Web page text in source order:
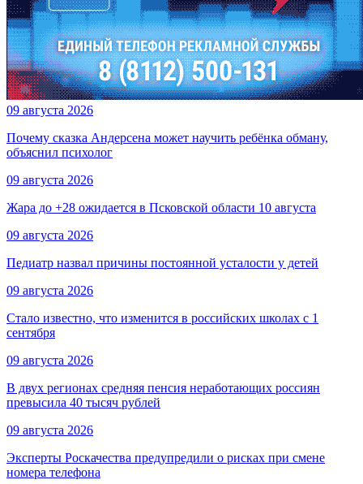
09 августа 2026
Почему сказка Андерсена может научить ребёнка обману,
объяснил психолог
09 августа 2026
Жара до +28 ожидается в Псковской области 10 августа
09 августа 2026
Педиатр назвал причины постоянной усталости у детей
09 августа 2026
Стало известно, что изменится в российских школах с 1
сентября
09 августа 2026
В двух регионах средняя пенсия неработающих россиян
превысила 40 тысяч рублей
09 августа 2026
Эксперты Роскачества предупредили о рисках при смене
номера телефона